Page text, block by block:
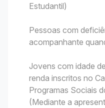
Estudantil)
Pessoas com
acompanhante
Jovens com idade
renda inscritos no
Programas Sociais
(Mediante a